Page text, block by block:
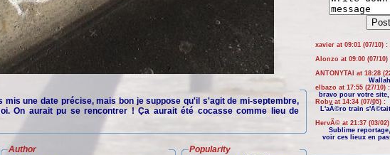
mis une date précise, mais bon je suppose qu'il s'agit de mi-septembre,
On aurait pu se rencontrer ! Ça aurait été cocasse comme lieu de
Author
Popularity
xavier at 09:01 (07/10) :
Alonzo at 09:00 (07/10)
ANTONYTAI at 18:28
elbazo at 17:55 (27/10) :
bravo pour votre
Roby at 14:34 (07/05) :
L'aÃ©ro train
HervÃ© at 21:37 (03/
Sublime
voir ces lieux en